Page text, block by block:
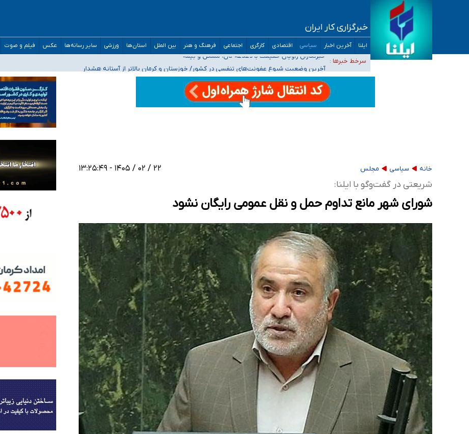
خبرگزاری کار ایران
ایلنا آخرین اخبار سیاسی اقتصادی کارگری اجتماعی فرهنگ و هنر بین الملل استان‌ها ورزشی سایر رسانه‌ها عکس فیلم و صوت
سرخط خبرها :
تعویق آزمون ورودی دکترای تخصصی فرماندهی صحنه عملیات و دکترای تخصصی جغرافیای نظامی دافوس آجا
خبرنگاران راویان حقیقت با دغدغه نان، مسکن و بیمه
آخرین وضعیت شیوع عفونت‌های تنفسی در کشور/ خوزستان و کرمان بالاتر از آستانه هشدار
هیچ پرستاری بازداشت یا اخراج نشده است/ از رئیس جمهور خواستیم ورود کند
ثبت‌نام بخش عمده دانش‌آموزان مدارس ایرانی امارات در کشور/ درباره محصلان باقی‌مانده در دبی متناسب با شرایط جدید تصمیم‌گیری
خانه سیاسی مجلس ۲۲ / ۰۲ / ۱۴۰۵ - ۱۳:۲۵:۴۹
شریعتی در گفت‌وگو با ایلنا:
شورای شهر مانع تداوم حمل و نقل عمومی رایگان نشود